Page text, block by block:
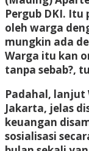
Pergub DKI. Itu
oleh warga
mungkin ada
Warga itu kan
tanpa sebab?,
Padahal, lanjut
Jakarta, jelas
keuangan
sosialisasi